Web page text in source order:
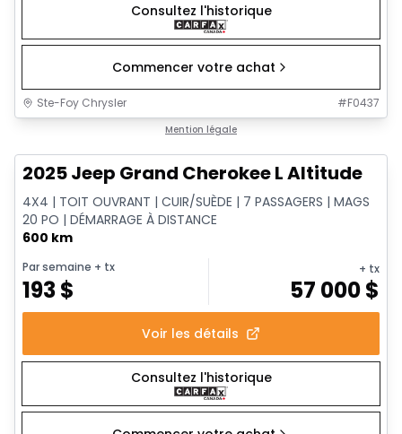
Consultez l'historique
Commencer votre achat
Ste-Foy Chrysler #F0437
Mention légale
2025 Jeep Grand Cherokee L Altitude
4X4 | TOIT OUVRANT | CUIR/SUÈDE | 7 PASSAGERS | MAGS
20 PO | DÉMARRAGE À DISTANCE
600 km
Par semaine + tx
193$
+ tx
57 000$
Voir les détails
Consultez l'historique